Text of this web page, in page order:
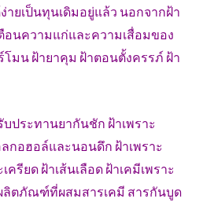
ายเป็นทุนเดิมอยู่แล้ว นอกจากฝ้า
นความแก่และความเสื่อมของ
โมน ฝ้ายาคุม ฝ้าตอนตั้งครรภ์ ฝ้า
บประทานยากันชัก ฝ้าเพราะ
กอฮอล์และนอนดึก ฝ้าเพราะ
ครียด ฝ้าเส้นเลือด ฝ้าเคมีเพราะ
ลิตภัณฑ์ที่ผสมสารเคมี สารกันบูด